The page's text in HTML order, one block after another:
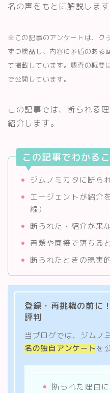
名の声をもとに解説します
※この記事のアンケートは、ク
ずつ検品し、内容に矛盾のある
て掲載しています。調査の概要
で公開しています。
この記事では、断られる
紹介します。
この記事でわかる
ジムノミカタに断ら
エージェントが紹介
線）
断られた・紹介が来
書類や面接で落ちる
断られたときの現実
登録・再挑戦の前に
評判
当ブログでは、ジムノ
名の独自アンケートを
断られた理由